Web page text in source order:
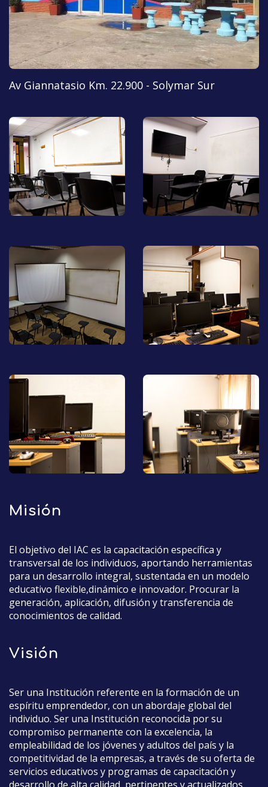
Av Giannatasio Km. 22.900 - Solymar Sur
Misión
El objetivo del IAC es la capacitación específica y
transversal de los individuos, aportando herramientas
para un desarrollo integral, sustentada en un modelo
educativo flexible,dinámico e innovador. Procurar la
generación, aplicación, difusión y transferencia de
conocimientos de calidad.
Visión
Ser una Institución referente en la formación de un
espíritu emprendedor, con un abordaje global del
individuo. Ser una Institución reconocida por su
compromiso permanente con la excelencia, la
empleabilidad de los jóvenes y adultos del país y la
competitividad de la empresas, a través de su oferta de
servicios educativos y programas de capacitación y